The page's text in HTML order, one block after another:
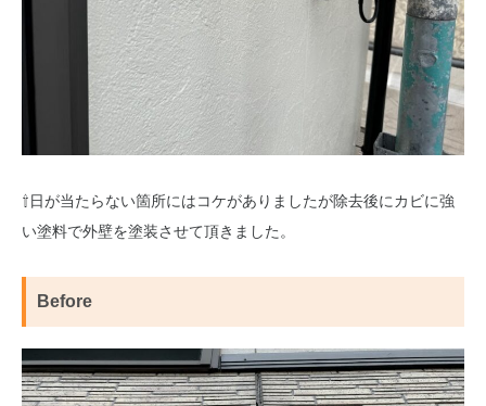
⇧日が当たらない箇所にはコケがありましたが除去後にカビに強
い塗料で外壁を塗装させて頂きました。
Before